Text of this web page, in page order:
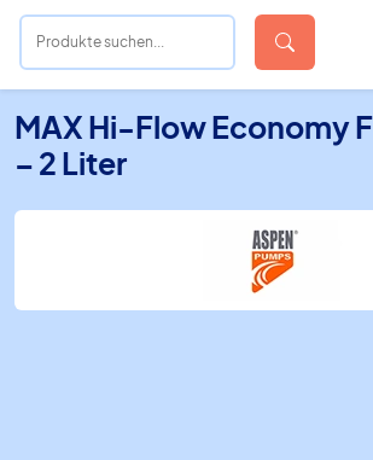
MAX Hi-Flow Economy
– 2 Liter